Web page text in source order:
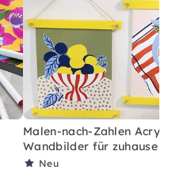
Malen-nach-Zahlen Acryl-
Wandbilder für zuhause
Neu